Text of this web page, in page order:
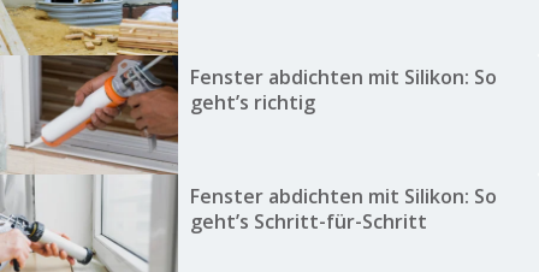
Fenster abdichten mit Silikon: So
geht’s richtig
Fenster abdichten mit Silikon: So
geht’s Schritt-für-Schritt